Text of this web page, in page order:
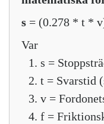
s = (0.278 * t *
Var
s =
t = Svarstid
v =
f =